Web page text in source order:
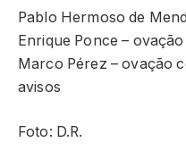
Pablo Hermoso de
Enrique Ponce –
Marco Pérez – ovação
avisos
Foto: D.R.